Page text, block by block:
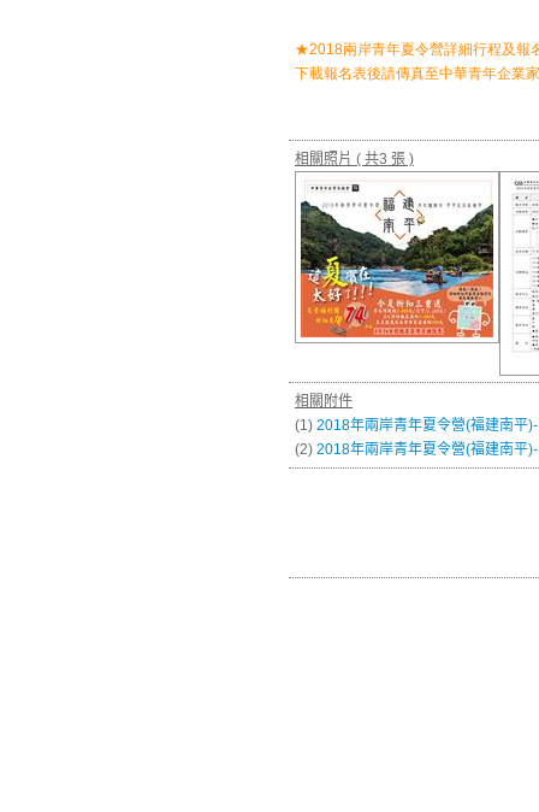
★2018兩岸青年夏令營詳細行程及報
下載報名表後請傳真至中華青年企業
相關照片 ( 共3 張 )
相關附件
(1) 2018年兩岸青年夏令營(福建南平
(2) 2018年兩岸青年夏令營(福建南平